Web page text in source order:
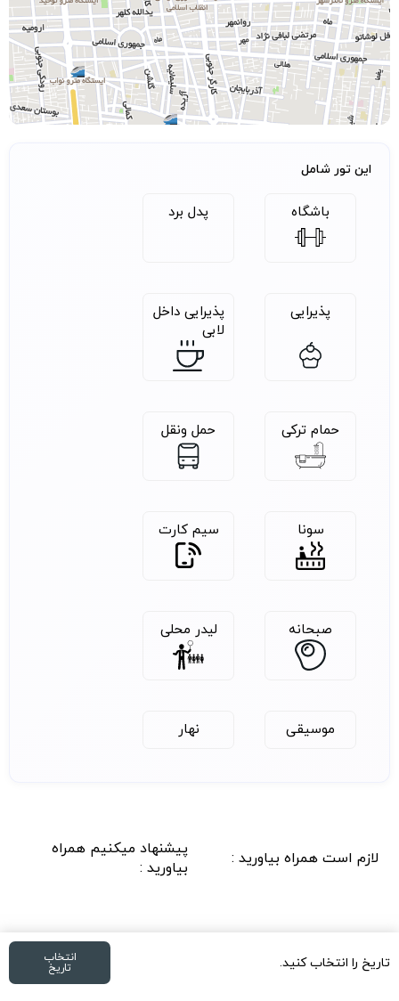
⚠️حداقل تعداد مسافر سه نفر می باشد
با این سرویس، می‌توانید به راحتی ازخرید در درگهانیا
بازدید از جاذبه‌های اطراف لذت ببرید و بدون استرس به
قشم بازگردید.
این تور شامل
باشگاه پدل برد
پذیرایی
پذیرایی داخل
لابی
حمام ترکی حمل ونقل
سونا سیم کارت
صبحانه لیدر محلی
موسیقی نهار
لازم است همراه بیاورید :
پیشنهاد میکنیم همراه
بیاورید :
تاریخ را انتخاب کنید. انتخاب
تاریخ